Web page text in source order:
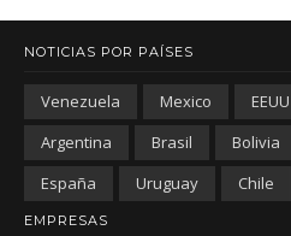
NOTICIAS POR PAÍSES
Venezuela Mexico EEUU
Argentina
Brasil Bolivia
España
Uruguay Chile
EMPRESAS